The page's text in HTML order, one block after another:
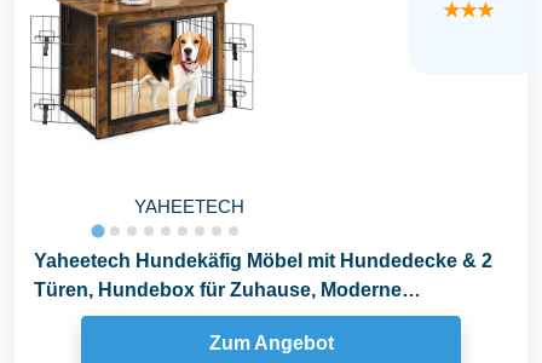
YAHEETECH
★★★
Yaheetech Hundekäfig Möbel mit Hundedecke & 2
Türen, Hundebox für Zuhause, Moderne
Hundehütte...
Zum Angebot